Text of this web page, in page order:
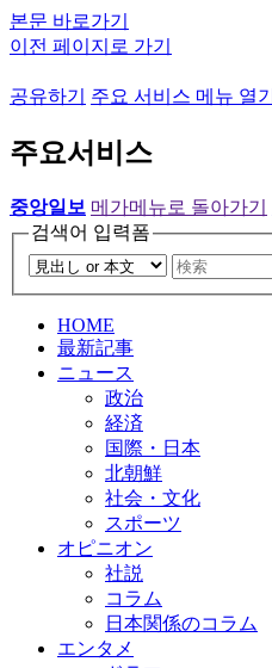
본문 바로가기
이전 페이지로 가기
공유하기 주요 서비스 메뉴 열기
주요서비스
중앙일보 메가메뉴로 돌아가기
검색어 입력폼
HOME
最新記事
ニュース
政治
経済
国際・日本
北朝鮮
社会・文化
スポーツ
オピニオン
社説
コラム
日本関係のコラム
エンタメ